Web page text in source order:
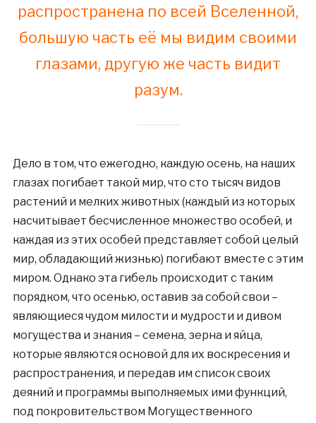
распространена по всей Вселенной,
большую часть её мы видим своими
глазами, другую же часть видит
разум.
Дело в том, что ежегодно, каждую осень, на наших
глазах погибает такой мир, что сто тысяч видов
растений и мелких животных (каждый из которых
насчитывает бесчисленное множество особей, и
каждая из этих особей представляет собой целый
мир, обладающий жизнью) погибают вместе с этим
миром. Однако эта гибель происходит с таким
порядком, что осенью, оставив за собой свои –
являющиеся чудом милости и мудрости и дивом
могущества и знания – семена, зерна и яйца,
которые являются основой для их воскресения и
распространения, и передав им список своих
деяний и программы выполняемых ими функций,
под покровительством Могущественного